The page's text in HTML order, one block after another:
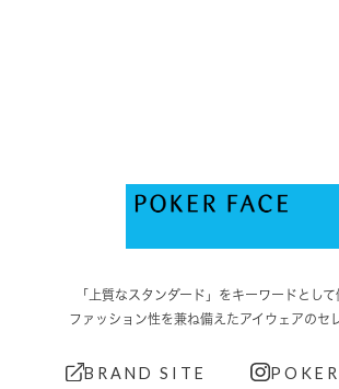
「上質なスタンダード」をキーワードとし
ファッション性を兼ね備えたアイウェアのセ
BRAND SITE